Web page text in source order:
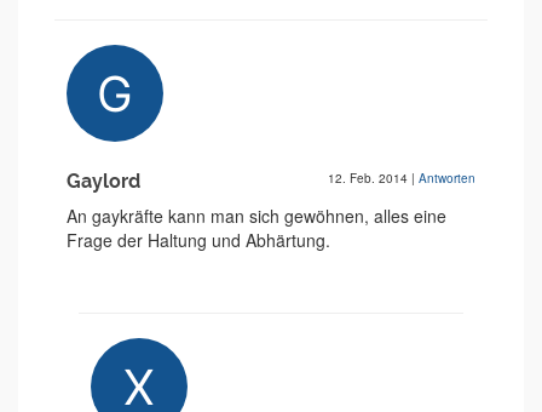
Gaylord 12. Feb. 2014 | Antworten
An gaykräfte kann man sich gewöhnen, alles eine
Frage der Haltung und Abhärtung.